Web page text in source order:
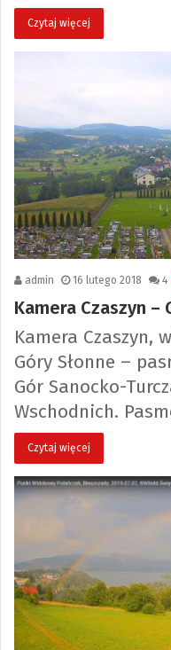
Czytaj więcej
admin 16 lutego 2018 4
Kamera Czaszyn –
Kamera Czaszyn,
Góry Słonne –
Gór Sanocko-
Wschodnich.
Czytaj więcej